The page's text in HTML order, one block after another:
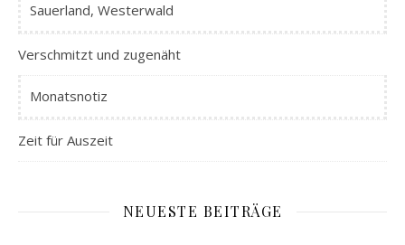
Sauerland, Westerwald
Verschmitzt und zugenäht
Monatsnotiz
Zeit für Auszeit
NEUESTE BEITRÄGE